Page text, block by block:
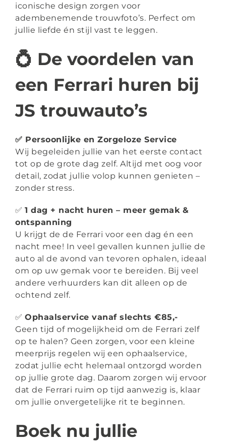
iconische design zorgen voor
adembenemende trouwfoto’s. Perfect om
jullie liefde én stijl vast te leggen.
💍 De voordelen van
een Ferrari huren bij
JS trouwauto’s
✅ Persoonlijke en Zorgeloze Service
Wij begeleiden jullie van het eerste contact
tot op de grote dag zelf. Altijd met oog voor
detail, zodat jullie volop kunnen genieten –
zonder stress.
✅ 1 dag + nacht huren – meer gemak &
ontspanning
U krijgt de de Ferrari voor een dag én een
nacht mee! In veel gevallen kunnen jullie de
auto al de avond van tevoren ophalen, ideaal
om op uw gemak voor te bereiden. Bij veel
andere verhuurders kan dit alleen op de
ochtend zelf.
✅ Ophaalservice vanaf slechts €85,-
Geen tijd of mogelijkheid om de Ferrari zelf
op te halen? Geen zorgen, voor een kleine
meerprijs regelen wij een ophaalservice,
zodat jullie echt helemaal ontzorgd worden
op jullie grote dag. Daarom zorgen wij ervoor
dat de Ferrari ruim op tijd aanwezig is, klaar
om jullie onvergetelijke rit te beginnen.
Boek nu jullie